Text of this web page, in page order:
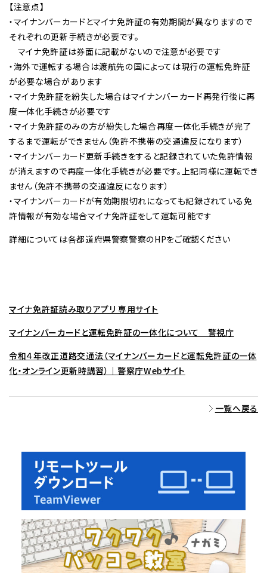
【注意点】
・マイナンバーカードとマイナ免許証の有効期間が異なりますので
それぞれの更新手続きが必要です。
マイナ免許証は券面に記載がないので注意が必要です
・海外で運転する場合は渡航先の国によっては現行の運転免許証
が必要な場合があります
・マイナ免許証を紛失した場合はマイナンバーカード再発行後に再
度一体化手続きが必要です
・マイナ免許証のみの方が紛失した場合再度一体化手続きが完了
するまで運転ができません（免許不携帯の交通違反になります）
・マイナンバーカード更新手続きをすると記録されていた免許情報
が消えますので再度一体化手続きが必要です。上記同様に運転でき
ません（免許不携帯の交通違反になります）
・マイナンバーカードが有効期限切れになっても記録されている免
許情報が有効な場合マイナ免許証をして運転可能です
詳細については各都道府県警察警察のHPをご確認ください
マイナ免許証読み取りアプリ 専用サイト
マイナンバーカードと運転免許証の一体化について 警視庁
令和４年改正道路交通法（マイナンバーカードと運転免許証の一体
化・オンライン更新時講習）｜警察庁Webサイト
一覧へ戻る